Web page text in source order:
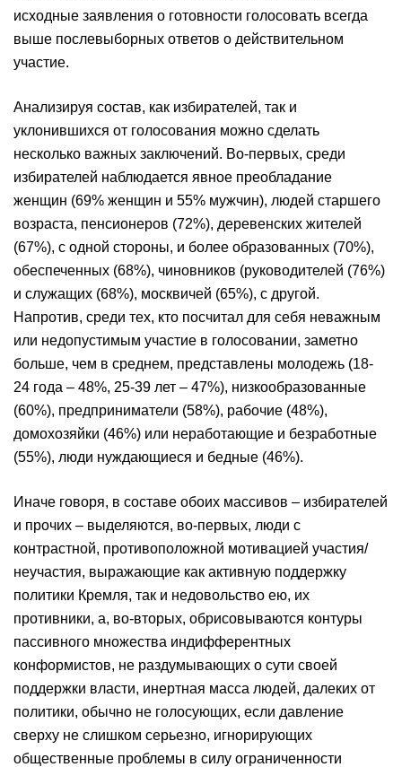
исходные заявления о готовности голосовать всегда
выше послевыборных ответов о действительном
участие.
Анализируя состав, как избирателей, так и
уклонившихся от голосования можно сделать
несколько важных заключений. Во-первых, среди
избирателей наблюдается явное преобладание
женщин (69% женщин и 55% мужчин), людей старшего
возраста, пенсионеров (72%), деревенских жителей
(67%), с одной стороны, и более образованных (70%),
обеспеченных (68%), чиновников (руководителей (76%)
и служащих (68%), москвичей (65%), с другой.
Напротив, среди тех, кто посчитал для себя неважным
или недопустимым участие в голосовании, заметно
больше, чем в среднем, представлены молодежь (18-
24 года – 48%, 25-39 лет – 47%), низкообразованные
(60%), предприниматели (58%), рабочие (48%),
домохозяйки (46%) или неработающие и безработные
(55%), люди нуждающиеся и бедные (46%).
Иначе говоря, в составе обоих массивов – избирателей
и прочих – выделяются, во-первых, люди с
контрастной, противоположной мотивацией участия/
неучастия, выражающие как активную поддержку
политики Кремля, так и недовольство ею, их
противники, а, во-вторых, обрисовываются контуры
пассивного множества индифферентных
конформистов, не раздумывающих о сути своей
поддержки власти, инертная масса людей, далеких от
политики, обычно не голосующих, если давление
сверху не слишком серьезно, игнорирующих
общественные проблемы в силу ограниченности